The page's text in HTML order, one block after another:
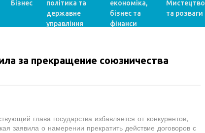
Бізнес
політика та
державне
управління
економіка,
бізнес та
фінанси
Мистецтво
та розваги
за прекращение союзничества
глава государства избавляется от конкурентов,
заявила о намерении прекратить действие договоров с